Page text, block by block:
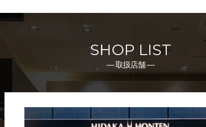
SHOP LIST
― 取扱店舗 ―